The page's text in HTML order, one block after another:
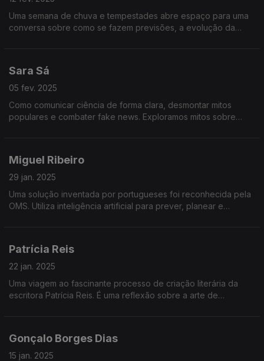
Uma semana de chuva e tempestades abre espaço para uma
conversa sobre como se fazem previsões, a evolução da
Sara Sá
05 fev. 2025
Como comunicar ciência de forma clara, desmontar mitos
populares e combater fake news. Exploramos mitos sobre
Miguel Ribeiro
29 jan. 2025
Uma solução inventada por portugueses foi reconhecida pela
OMS. Utiliza inteligência artificial para prever, planear e
Patrícia Reis
22 jan. 2025
Uma viagem ao fascinante processo de criação literária da
escritora Patrícia Reis. É uma reflexão sobre a arte de
Gonçalo Borges Dias
15 jan. 2025